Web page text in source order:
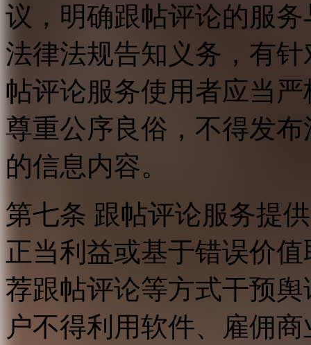
议，明确跟帖评论的服
法律法规告知义务，有
帖评论服务使用者应当
尊重公序良俗，不得发
的信息内容。
第七条 跟帖评论服务提
正当利益或基于错误价
荐跟帖评论等方式干预
户不得利用软件、雇佣